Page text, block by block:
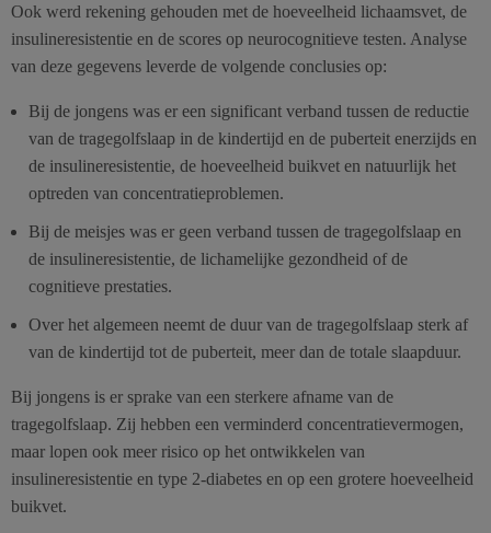
Ook werd rekening gehouden met de hoeveelheid lichaamsvet, de
insulineresistentie en de scores op neurocognitieve testen. Analyse
van deze gegevens leverde de volgende conclusies op:
Bij de jongens was er een significant verband tussen de reductie
van de tragegolfslaap in de kindertijd en de puberteit enerzijds en
de insulineresistentie, de hoeveelheid buikvet en natuurlijk het
optreden van concentratieproblemen.
Bij de meisjes was er geen verband tussen de tragegolfslaap en
de insulineresistentie, de lichamelijke gezondheid of de
cognitieve prestaties.
Over het algemeen neemt de duur van de tragegolfslaap sterk af
van de kindertijd tot de puberteit, meer dan de totale slaapduur.
Bij jongens is er sprake van een sterkere afname van de
tragegolfslaap. Zij hebben een verminderd concentratievermogen,
maar lopen ook meer risico op het ontwikkelen van
insulineresistentie en type 2-diabetes en op een grotere hoeveelheid
buikvet.